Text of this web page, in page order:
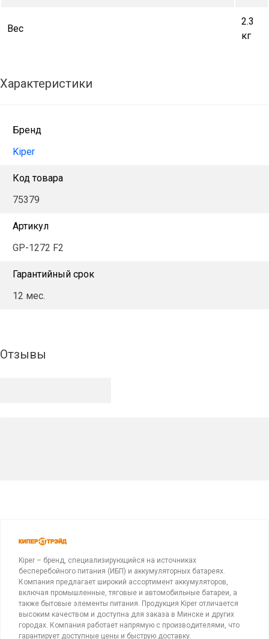
Вес
2.3
кг
Характеристики
Бренд
Kiper
Код товара
75379
Артикул
GP-1272 F2
Гарантийный срок
12 мес.
Отзывы
Kiper – бренд, специализирующийся на источниках
бесперебойного питания (ИБП) и аккумуляторных батареях.
Компания предлагает широкий ассортимент аккумуляторов,
включая промышленные, тяговые и автомобильные батареи, а
также бытовые элементы питания. Продукция Kiper отличается
высоким качеством и доступна для заказа в Минске и других
городах. Компания работает напрямую с производителями, что
гарантирует доступные цены и быструю доставку.